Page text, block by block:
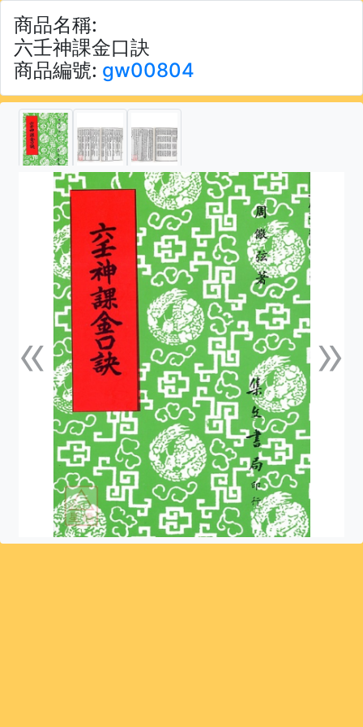
商品名稱:
六壬神課金口訣
商品編號: gw00804
«上一張 »下一